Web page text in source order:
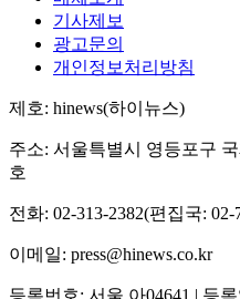
기사제보
광고문의
개인정보처리방침
제호: hinews(하이뉴스)
주소: 서울특별시 영등포구
호
전화: 02-313-2382(편집국: 02-
이메일: press@hinews.co.kr
등록번호: 서울,아04641 | 등록